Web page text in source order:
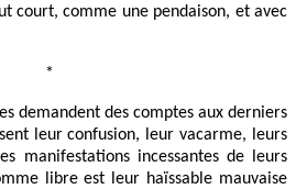
court, comme une pendaison, et avec
*
demandent des comptes aux derniers
leur confusion, leur vacarme, leurs
manifestations incessantes de leurs
libre est leur haïssable mauvaise